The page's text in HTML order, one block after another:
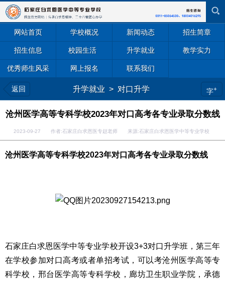
网站首页 学校概况 新闻动态 招生简章
招生信息 校园生活 升学就业 教学实力
优秀师生风采 网上报名 联系我们
返回 升学就业 > 对口升学 字+
沧州医学高等专科学校2023年对口高考各专业录取分数线
2023-09-27 作者:石家庄白求恩医专赵老师 来源:石家庄白求恩医学中等专业学校
沧州医学高等专科学校2023年对口高考各专业录取分数线
石家庄白求恩医学中等专业学校开设3+3对口升学班，第三年
在学校参加对口高考或者单招考试，可以考沧州医学高等专
科学校，邢台医学高等专科学校，廊坊卫生职业学院，承德